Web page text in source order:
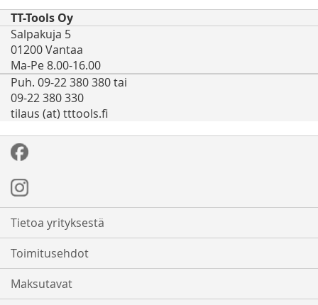
TT-Tools Oy
Salpakuja 5
01200 Vantaa
Ma-Pe 8.00-16.00
Puh. 09-22 380 380 tai
09-22 380 330
tilaus (at) tttools.fi
Tietoa yrityksestä
Toimitusehdot
Maksutavat